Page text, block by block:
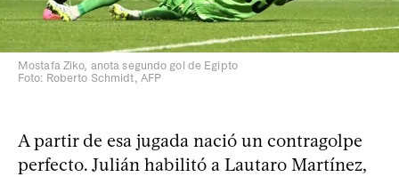
Mostafa Ziko, anota segundo gol de Egipto
Foto: Roberto Schmidt, AFP
A partir de esa jugada nació un contragolpe
perfecto. Julián habilitó a Lautaro Martínez,